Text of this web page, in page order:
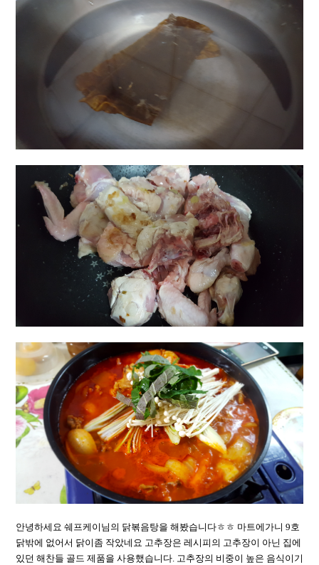
안녕하세요 쉐프케이님의 닭볶음탕을 해봤습니다ㅎㅎ 마트에가니 9호
닭밖에 없어서 닭이좀 작았네요 고추장은 레시피의 고추장이 아닌 집에
있던 해찬들 골드 제품을 사용했습니다. 고추장의 비중이 높은 음식이기